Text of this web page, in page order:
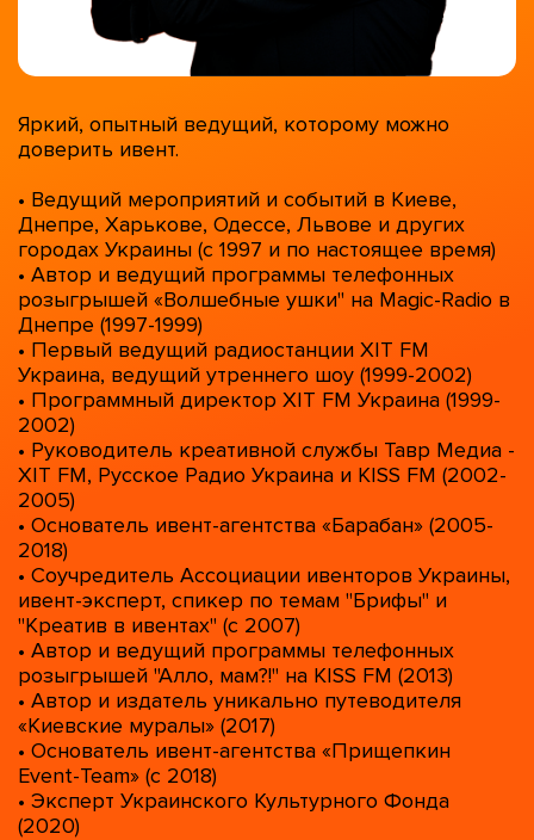
Яркий, опытный ведущий, которому можно
доверить ивент.
• Ведущий мероприятий и событий в Киеве,
Днепре, Харькове, Одессе, Львове и других
городах Украины (с 1997 и по настоящее время)
• Автор и ведущий программы телефонных
розыгрышей «Волшебные ушки" на Magic-Radio в
Днепре (1997-1999)
• Первый ведущий радиостанции ХІТ FM
Украина, ведущий утреннего шоу (1999-2002)
• Программный директор ХІТ FM Украина (1999-
2002)
• Руководитель креативной службы Тавр Медиа -
ХІТ FM, Русское Радио Украина и KISS FM (2002-
2005)
• Основатель ивент-агентства «Барабан» (2005-
2018)
• Соучредитель Ассоциации ивенторов Украины,
ивент-эксперт, спикер по темам "Брифы" и
"Креатив в ивентах" (с 2007)
• Автор и ведущий программы телефонных
розыгрышей "Алло, мам?!" на KISS FM (2013)
• Автор и издатель уникально путеводителя
«Киевские муралы» (2017)
• Основатель ивент-агентства «Прищепкин
Event-Team» (с 2018)
• Эксперт Украинского Культурного Фонда
(2020)